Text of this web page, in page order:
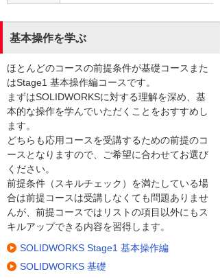
基本操作を学ぶ
ほとんどのコースの前提条件が基礎コースまた
はStage1 基本操作編コースです。
まずはSOLIDWORKSに対する理解を深め、基
本的な操作を学んでいただくことをおすすめし
ます。
どちらも応用コースを受講するための前提のコ
ースとなりますので、ご希望に合わせてお選び
ください。
前提条件（スキルチェック）を満たしている場
合は前提コースは受講しなくても問題ありませ
んが、前提コースではリストの項目以外にもス
キルアップできる内容を習得します。
SOLIDWORKS Stage1 基本操作編
SOLIDWORKS 基礎